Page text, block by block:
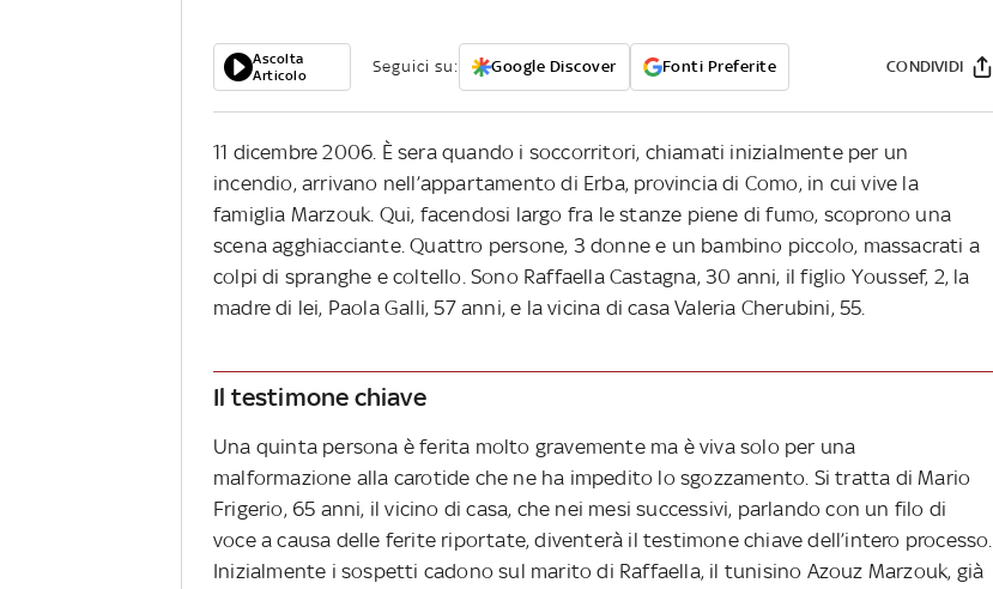
Ascolta
Articolo
Seguici su: Google Discover Fonti Preferite CONDIVIDI
11 dicembre 2006. È sera quando i soccorritori, chiamati inizialmente per un
incendio, arrivano nell’appartamento di Erba, provincia di Como, in cui vive la
famiglia Marzouk. Qui, facendosi largo fra le stanze piene di fumo, scoprono una
scena agghiacciante. Quattro persone, 3 donne e un bambino piccolo, massacrati a
colpi di spranghe e coltello. Sono Raffaella Castagna, 30 anni, il figlio Youssef, 2, la
madre di lei, Paola Galli, 57 anni, e la vicina di casa Valeria Cherubini, 55.
Il testimone chiave
Una quinta persona è ferita molto gravemente ma è viva solo per una
malformazione alla carotide che ne ha impedito lo sgozzamento. Si tratta di Mario
Frigerio, 65 anni, il vicino di casa, che nei mesi successivi, parlando con un filo di
voce a causa delle ferite riportate, diventerà il testimone chiave dell’intero processo.
Inizialmente i sospetti cadono sul marito di Raffaella, il tunisino Azouz Marzouk, già